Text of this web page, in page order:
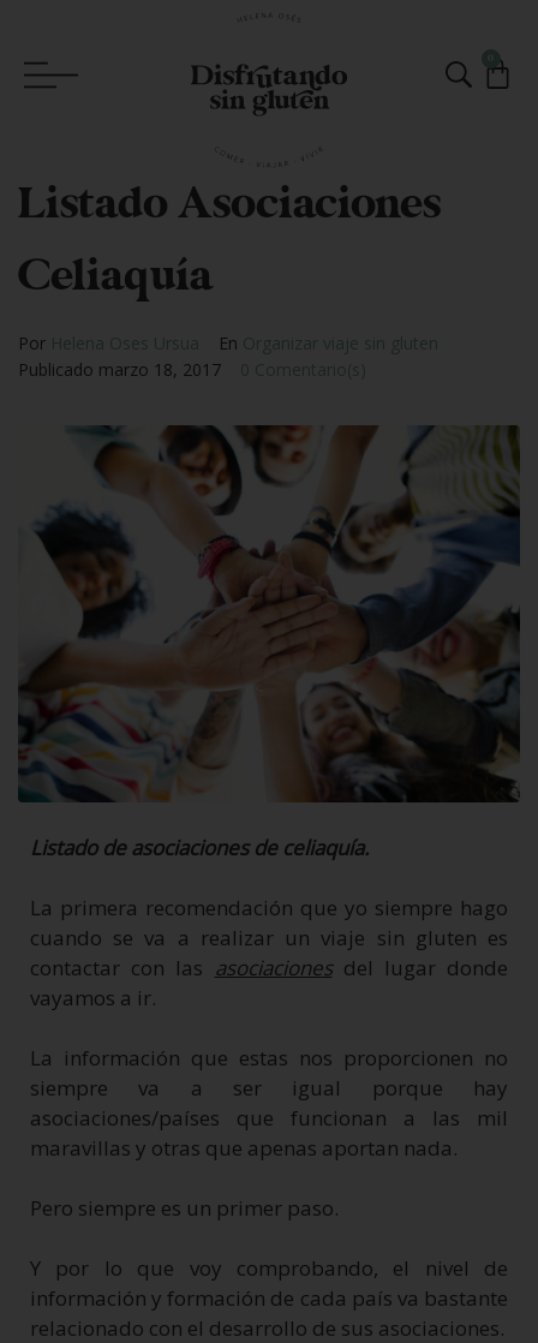
Listado Asociaciones
Celiaquía
Por Helena Oses Ursua En Organizar viaje sin gluten
Publicado marzo 18, 2017 0 Comentario(s)
Listado de asociaciones de celiaquía.
La primera recomendación que yo siempre hago
cuando se va a realizar un viaje sin gluten es
contactar con las asociacionesdel lugar donde
vayamos a ir.
La información que estas nos proporcionen no
siempre va a ser igual porque hay
asociaciones/países que funcionan a las mil
maravillas y otras que apenas aportan nada.
Pero siempre es un primer paso.
Y por lo que voy comprobando, el nivel de
información y formación de cada país va bastante
relacionado con el desarrollo de sus asociaciones.